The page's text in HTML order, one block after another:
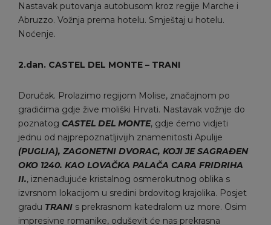
Nastavak putovanja autobusom kroz regije Marche i
Abruzzo. Vožnja prema hotelu. Smještaj u hotelu.
Noćenje.
2.dan. CASTEL DEL MONTE – TRANI
Doručak. Prolazimo regijom Molise, značajnom po
gradićima gdje žive moliški Hrvati. Nastavak vožnje do
poznatog CASTEL DEL MONTE, gdje ćemo vidjeti
jednu od najprepoznatljivijih znamenitosti Apulije
(PUGLIA), ZAGONETNI DVORAC, KOJI JE SAGRAĐEN
OKO 1240. KAO LOVAČKA PALAČA CARA FRIDRIHA
II., iznenađujuće kristalnog osmerokutnog oblika s
izvrsnom lokacijom u sredini brdovitog krajolika. Posjet
gradu TRANI s prekrasnom katedralom uz more. Osim
impresivne romanike, oduševit će nas prekrasna